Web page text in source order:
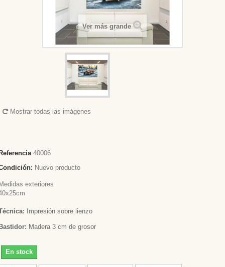
Ver más grande
Mostrar todas las imágenes
40006
Nuevo producto
exteriores
Impresión sobre lienzo
Madera 3 cm de grosor
En stock